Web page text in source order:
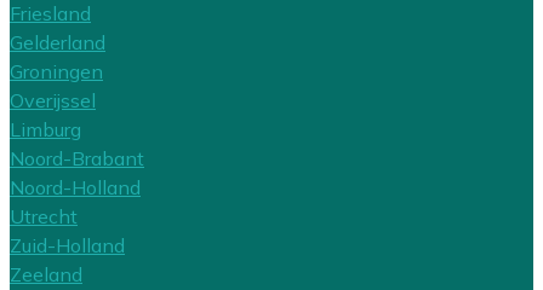
Friesland
Gelderland
Groningen
Overijssel
Limburg
Noord-Brabant
Noord-Holland
Utrecht
Zuid-Holland
Zeeland